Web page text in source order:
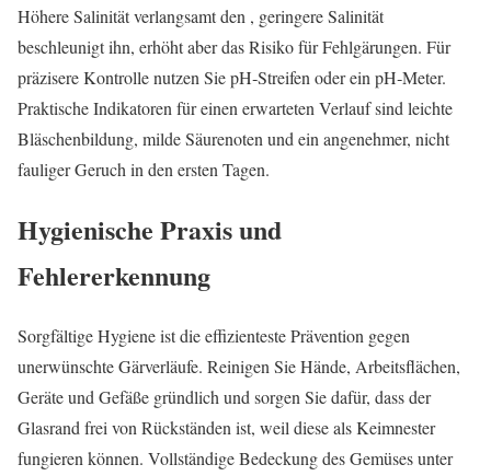
Höhere Salinität verlangsamt den , geringere Salinität
beschleunigt ihn, erhöht aber das Risiko für Fehlgärungen. Für
präzisere Kontrolle nutzen Sie pH‑Streifen oder ein pH‑Meter.
Praktische Indikatoren für einen erwarteten Verlauf sind leichte
Bläschenbildung, milde Säurenoten und ein angenehmer, nicht
fauliger Geruch in den ersten Tagen.
Hygienische Praxis und
Fehlererkennung
Sorgfältige Hygiene ist die effizienteste Prävention gegen
unerwünschte Gärverläufe. Reinigen Sie Hände, Arbeitsflächen,
Geräte und Gefäße gründlich und sorgen Sie dafür, dass der
Glasrand frei von Rückständen ist, weil diese als Keimnester
fungieren können. Vollständige Bedeckung des Gemüses unter